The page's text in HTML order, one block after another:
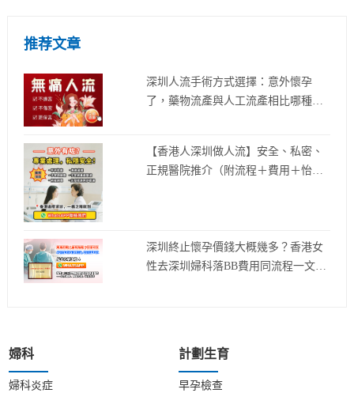
推荐文章
深圳人流手術方式選擇：意外懷孕
了，藥物流產與人工流產相比哪種方
【香港人深圳做人流】安全、私密、
正規醫院推介（附流程＋費用＋怡康
深圳終止懷孕價錢大概幾多？香港女
性去深圳婦科落BB費用同流程一文睇
婦科
婦科炎症
計劃生育
早孕檢查